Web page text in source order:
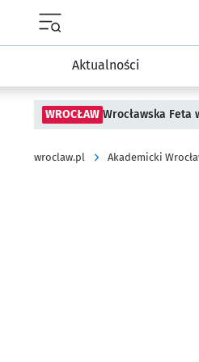
Menu główne portalu
Aktualności
WROCŁAW Wrocławska Feta
wroclaw.pl Akademicki